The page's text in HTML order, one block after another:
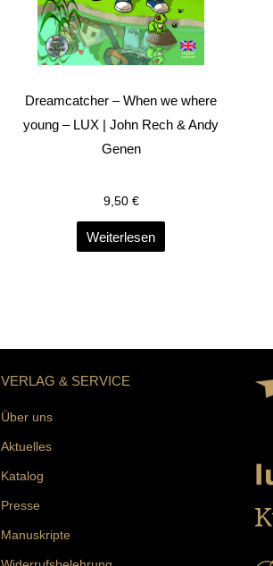
Dreamcatcher – When we where
young – LUX | John Rech & Andy
Genen
9,50 €
Weiterlesen
VERLAG & SERVICE
Über uns
Aktuelles
Katalog
Presse
Manuskripte